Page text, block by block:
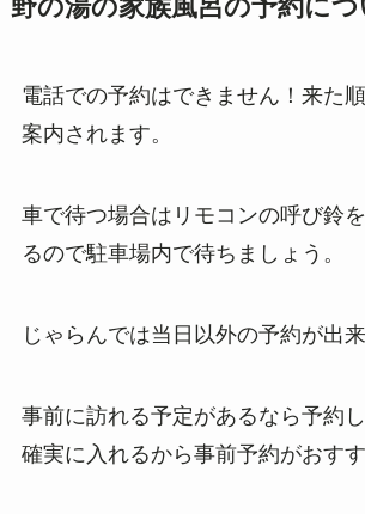
野の湯の家族風呂の予約につ
電話での予約はできません！来た
案内されます。
車で待つ場合はリモコンの呼び鈴
るので駐車場内で待ちましょう。
じゃらんでは当日以外の予約が出来
事前に訪れる予定があるなら予約
確実に入れるから事前予約がおすす